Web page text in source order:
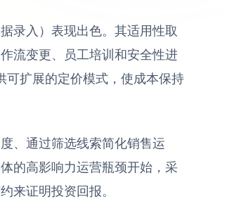
录入）表现出色。其适用性取
流变更、员工培训和安全性进
可扩展的定价模式，使成本保持
、通过筛选线索简化销售运
的高影响力运营瓶颈开始，采
来证明投资回报。